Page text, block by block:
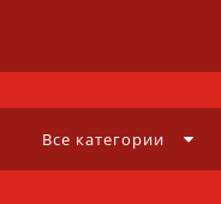
Все категории